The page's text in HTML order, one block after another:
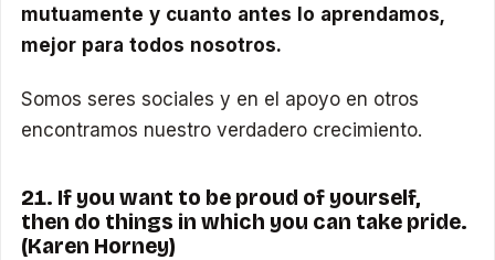
mutuamente y cuanto antes lo aprendamos,
mejor para todos nosotros.
Somos seres sociales y en el apoyo en otros
encontramos nuestro verdadero crecimiento.
21. If you want to be proud of yourself,
then do things in which you can take pride.
(Karen Horney)